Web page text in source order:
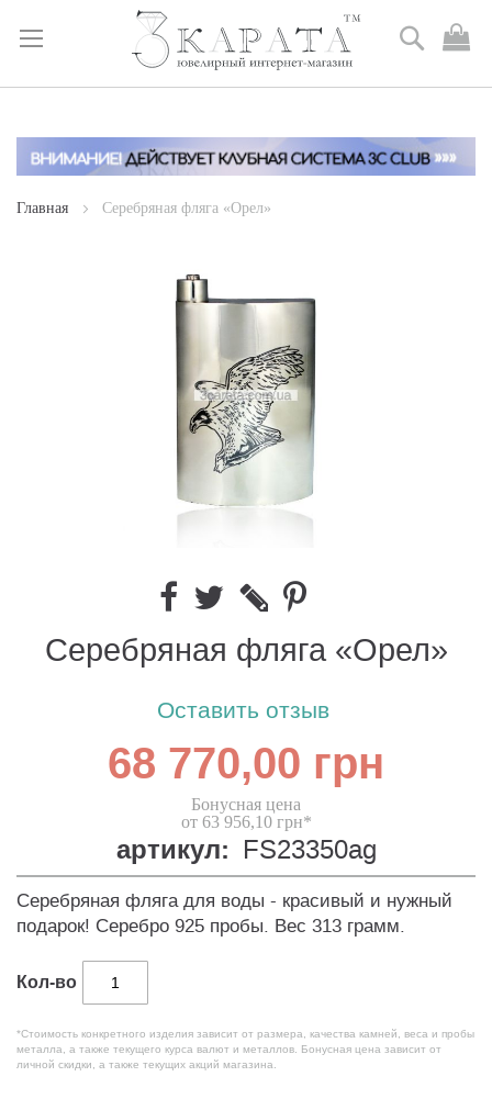
Skip
Content
Поиск
Главная Серебряная фляга «Орел»
Серебряная фляга «Орел»
Оставить отзыв
68 770,00 грн
Бонусная цена
от 63 956,10 грн*
артикул: FS23350ag
Серебряная фляга для воды - красивый и нужный
подарок! Серебро 925 пробы. Вес 313 грамм.
Кол-во
*Стоимость конкретного изделия зависит от размера, качества камней, веса и пробы
металла, а также текущего курса валют и металлов. Бонусная цена зависит от
личной скидки, а также текущих акций магазина.